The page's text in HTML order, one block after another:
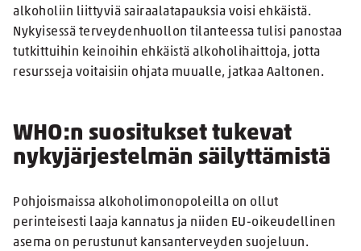
alkoholiin liittyviä sairaalatapauksia voisi ehkäistä.
Nykyisessä terveydenhuollon tilanteessa tulisi panostaa
tutkittuihin keinoihin ehkäistä alkoholihaittoja, jotta
resursseja voitaisiin ohjata muualle, jatkaa Aaltonen.
WHO:n suositukset tukevat
nykyjärjestelmän säilyttämistä
Pohjoismaissa alkoholimonopoleilla on ollut
perinteisesti laaja kannatus ja niiden EU-oikeudellinen
asema on perustunut kansanterveyden suojeluun.